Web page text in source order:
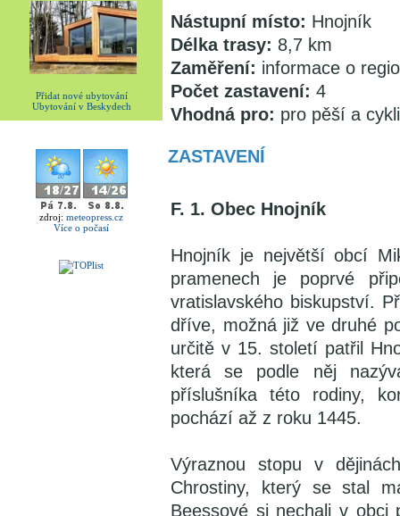
Přidat nové ubytování
Ubytování v Beskydech
zdroj: meteopress.cz
Více o počasí
Nástupní místo: Hnojník
Délka trasy: 8,7 km
Zaměření: informace o
Počet zastavení: 4
Vhodná pro: pro pěší a
ZASTAVENÍ
F. 1. Obec Hnojník
Hnojník je největší obcí
pramenech je poprvé
vratislavského biskupství.
dříve, možná již ve druhé
určitě v 15. století patřil
která se podle něj
příslušníka této rodiny,
pochází až z roku 1445.
Výraznou stopu v
Chrostiny, který se stal
Beessové si nechali v